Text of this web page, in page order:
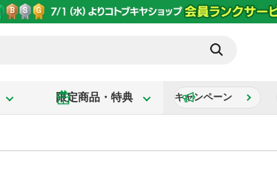
限定商品・特典 キャンペーン